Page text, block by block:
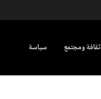
ثقافة ومجتمع سياسة